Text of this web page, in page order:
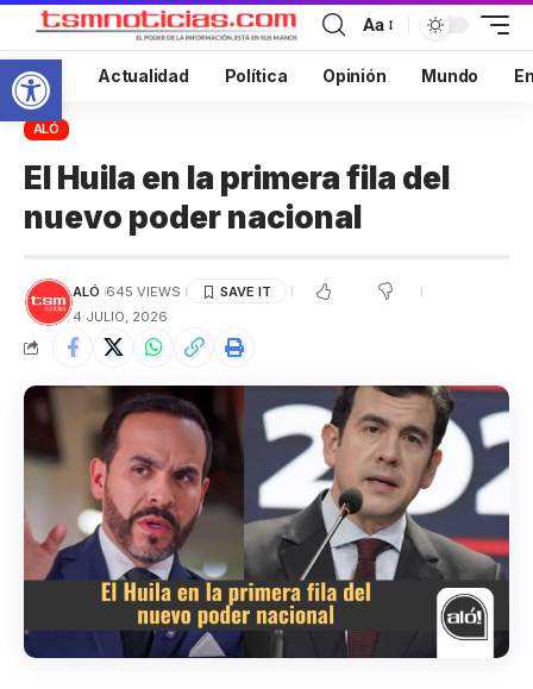
Abrir barra de herramientas
Aa
Inicio Actualidad Política Opinión Mundo
ALÓ
El Huila en la primera fila del
nuevo poder nacional
ALÓ 645 VIEWS
4 JULIO, 2026